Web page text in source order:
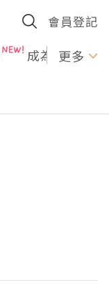
會員登記
成為U更多